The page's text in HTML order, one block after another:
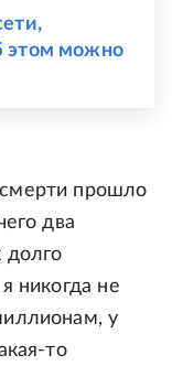
этом можно
прошло
два
долго
никогда не
у
то